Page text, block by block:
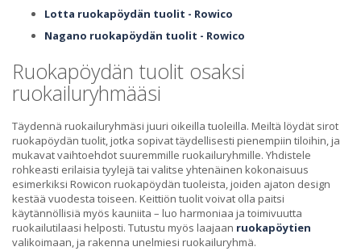
Lotta ruokapöydän tuolit - Rowico
Nagano ruokapöydän tuolit - Rowico
Ruokapöydän tuolit osaksi
ruokailuryhmääsi
Täydennä ruokailuryhmäsi juuri oikeilla tuoleilla. Meiltä löydät sirot
ruokapöydän tuolit, jotka sopivat täydellisesti pienempiin tiloihin, ja
mukavat vaihtoehdot suuremmille ruokailuryhmille. Yhdistele
rohkeasti erilaisia tyylejä tai valitse yhtenäinen kokonaisuus
esimerkiksi Rowicon ruokapöydän tuoleista, joiden ajaton design
kestää vuodesta toiseen. Keittiön tuolit voivat olla paitsi
käytännöllisiä myös kauniita – luo harmoniaa ja toimivuutta
ruokailutilaasi helposti. Tutustu myös laajaan ruokapöytien
valikoimaan, ja rakenna unelmiesi ruokailuryhmä.